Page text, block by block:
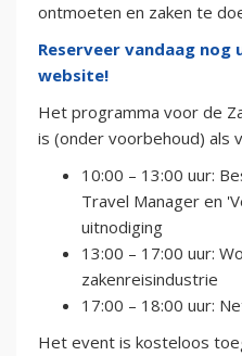
ontmoeten en zaken te
Reserveer vandaag nog
website!
Het programma voor de
is (onder voorbehoud) als
10:00 – 13:00 uur:
Travel Manager en
uitnodiging ​
13:00 – 17:00 uur:
zakenreisindustrie
17:00 – 18:00 uur:
H et event is kosteloos